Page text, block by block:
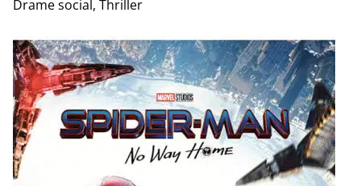
Drame social, Thriller